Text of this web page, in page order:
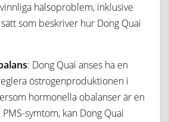
hälsoproblem, inklusive
som beskriver hur Dong Quai
: Dong Quai anses ha en
östrogenproduktionen i
hormonella obalanser är en
symtom, kan Dong Quai